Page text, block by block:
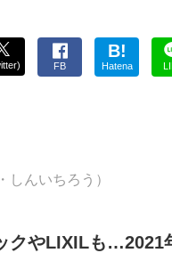
FB
B!
Hatena
しんいちろう）
クやLIXILも…2021